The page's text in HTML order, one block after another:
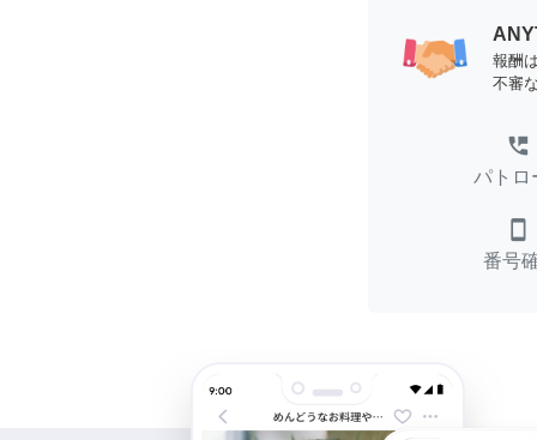
報酬
不審
perm_phone_msg
パトロ
smartphone
番号